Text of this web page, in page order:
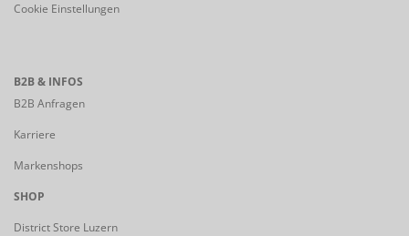
Cookie Einstellungen
B2B & INFOS
B2B Anfragen
Karriere
Markenshops
SHOP
District Store Luzern